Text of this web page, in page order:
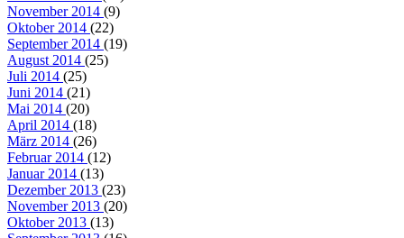
November 2014 (9)
Oktober 2014 (22)
September 2014 (19)
August 2014 (25)
Juli 2014 (25)
Juni 2014 (21)
Mai 2014 (20)
April 2014 (18)
März 2014 (26)
Februar 2014 (12)
Januar 2014 (13)
Dezember 2013 (23)
November 2013 (20)
Oktober 2013 (13)